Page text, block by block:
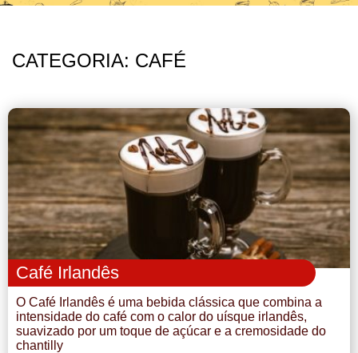
Salgado
Doce
Pão
Salada
Almoço
Cocada
CATEGORIA: CAFÉ
Café Irlandês
O Café Irlandês é uma bebida clássica que combina a
intensidade do café com o calor do uísque irlandês,
suavizado por um toque de açúcar e a cremosidade do
chantilly